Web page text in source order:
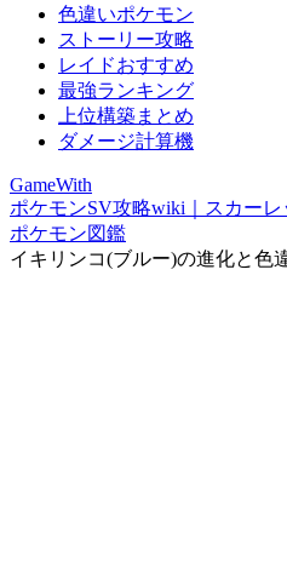
色違いポケモン
ストーリー攻略
レイドおすすめ
最強ランキング
上位構築まとめ
ダメージ計算機
GameWith
ポケモンSV攻略wiki｜スカーレ
ポケモン図鑑
イキリンコ(ブルー)の進化と色